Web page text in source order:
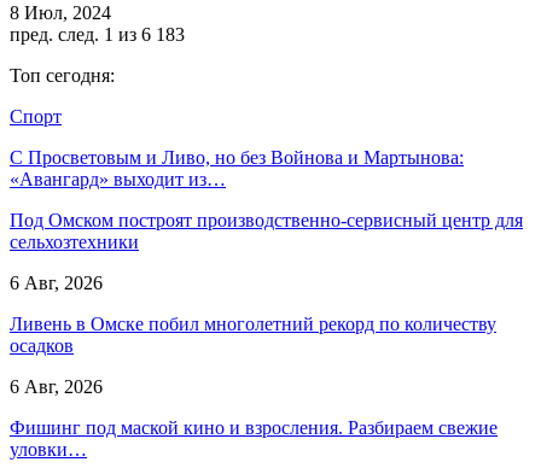
8 Июл, 2024
пред. след. 1 из 6 183
Топ сегодня:
Спорт
С Просветовым и Ливо, но без Войнова и Мартынова:
«Авангард» выходит из…
Под Омском построят производственно-сервисный центр для
сельхозтехники
6 Авг, 2026
Ливень в Омске побил многолетний рекорд по количеству
осадков
6 Авг, 2026
Фишинг под маской кино и взросления. Разбираем свежие
уловки…